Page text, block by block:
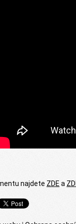
najdete ZDE a